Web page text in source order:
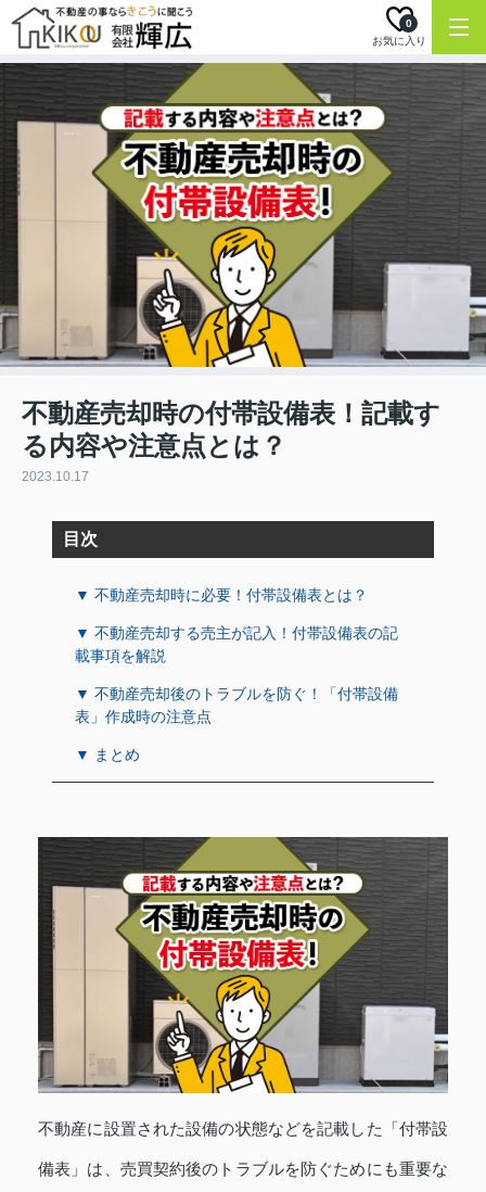
お気に入り
0
不動産売却時の付帯設備表！記載す
る内容や注意点とは？
2023.10.17
目次
▼ 不動産売却時に必要！付帯設備表とは？
▼ 不動産売却する売主が記入！付帯設備表の記
載事項を解説
▼ 不動産売却後のトラブルを防ぐ！「付帯設備
表」作成時の注意点
▼ まとめ
不動産に設置された設備の状態などを記載した「付帯設
備表」は、売買契約後のトラブルを防ぐためにも重要な